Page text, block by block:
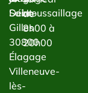
Débroussaillage
Saint-
Gilles
30800
Élagage
Villeneuve-
lès-
de
8h00 à
20h00